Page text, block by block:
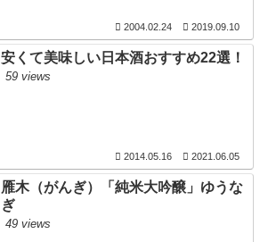
2004.02.24 2019.09.10
安くて美味しい日本酒おすすめ22選！
59 views
2014.05.16 2021.06.05
雁木（がんぎ）「純米大吟醸」ゆうな
ぎ
49 views